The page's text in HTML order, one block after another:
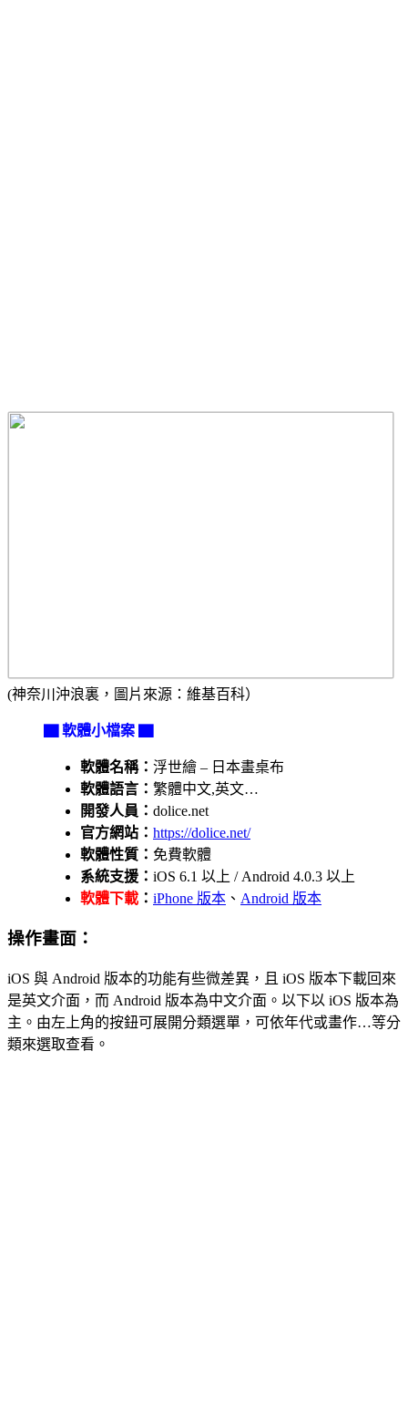
(神奈川沖浪裏，圖片來源：維基百科）
▇ 軟體小檔案 ▇
軟體名稱： 浮世繪 – 日本畫桌布
軟體語言： 繁體中文,英文…
開發人員： dolice.net
官方網站： https://dolice.net/
軟體性質： 免費軟體
系統支援： iOS 6.1 以上 / Android 4.0.3 以上
軟體下載 ： iPhone 版本 、 Android 版本
操作畫面：
iOS 與 Android 版本的功能有些微差異，且 iOS 版本下載回來
是英文介面，而 Android 版本為中文介面。以下以 iOS 版本為
主。由左上角的按鈕可展開分類選單，可依年代或畫作…等分
類來選取查看。